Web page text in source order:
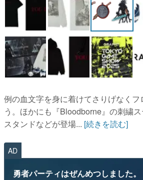
アプリレビュー
その他
電ファミニコゲーマーとは？
運営：株式会社マレ
例の血文字を身に着けてさりげなくフ
う。ほかにも『Bloodborne』の刺繍
スタンドなどが登場... [続きを読む]
AD
勇者パーティはぜんめつしました。